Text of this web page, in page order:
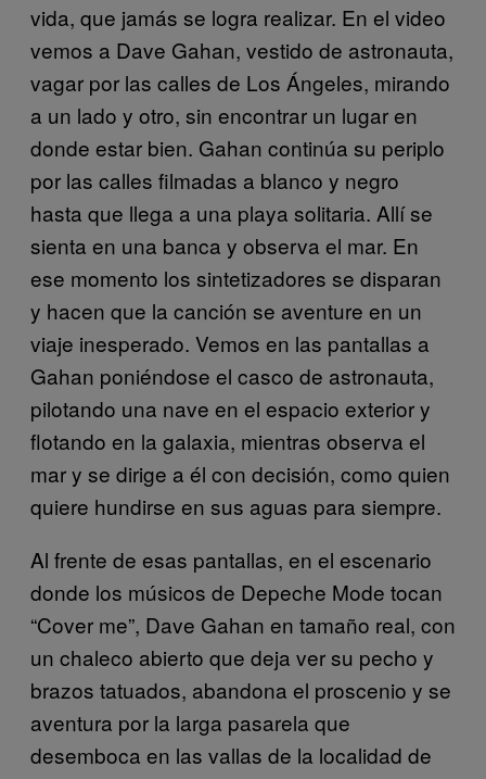
vida, que jamás se logra realizar. En el video
vemos a Dave Gahan, vestido de astronauta,
vagar por las calles de Los Ángeles, mirando
a un lado y otro, sin encontrar un lugar en
donde estar bien. Gahan continúa su periplo
por las calles filmadas a blanco y negro
hasta que llega a una playa solitaria. Allí se
sienta en una banca y observa el mar. En
ese momento los sintetizadores se disparan
y hacen que la canción se aventure en un
viaje inesperado. Vemos en las pantallas a
Gahan poniéndose el casco de astronauta,
pilotando una nave en el espacio exterior y
flotando en la galaxia, mientras observa el
mar y se dirige a él con decisión, como quien
quiere hundirse en sus aguas para siempre.
Al frente de esas pantallas, en el escenario
donde los músicos de Depeche Mode tocan
“Cover me”, Dave Gahan en tamaño real, con
un chaleco abierto que deja ver su pecho y
brazos tatuados, abandona el proscenio y se
aventura por la larga pasarela que
desemboca en las vallas de la localidad de